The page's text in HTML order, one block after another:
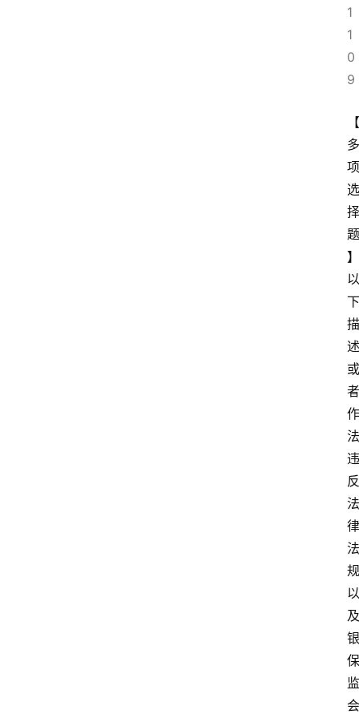
1
1
0
9
【
多
项
选
择
题
】
以
下
描
述
或
者
作
法
违
反
法
律
法
规
以
及
银
保
监
会